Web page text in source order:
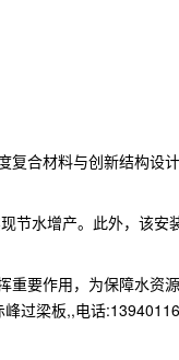
合材料与创新结构设
节水增产。此外，该
要作用，为保障水资
过梁板,,电话